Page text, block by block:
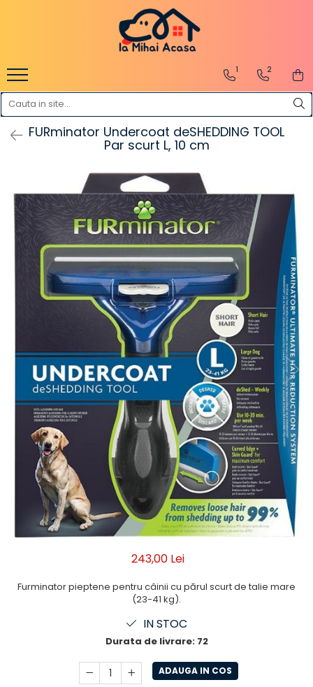
Pachete promotionale
Pachete promotionale
Pachete promotionale
Test gratuit 1 2
FURminator Undercoat deSHEDDING TOOL
Par scurt L, 10 cm
243,00 Lei
Furminator pieptene pentru câinii cu părul scurt de talie mare
(23-41 kg).
IN STOC
Durata de livrare:72
ADAUGA IN COS